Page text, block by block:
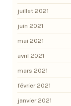
juillet 2021
juin 2021
mai 2021
avril 2021
mars 2021
février 2021
janvier 2021